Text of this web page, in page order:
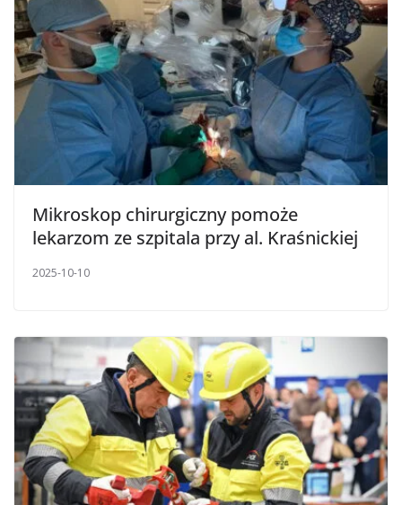
Mikroskop chirurgiczny pomoże
lekarzom ze szpitala przy al. Kraśnickiej
2025-10-10